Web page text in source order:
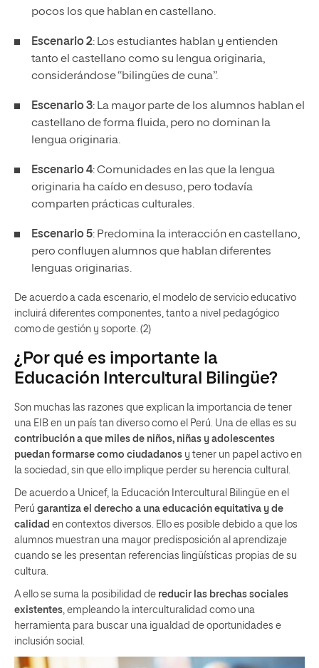
pocos los que hablan en castellano.
Escenario 2: Los estudiantes hablan y entienden
tanto el castellano como su lengua originaria,
considerándose “bilingües de cuna”.
Escenario 3: La mayor parte de los alumnos hablan el
castellano de forma fluida, pero no dominan la
lengua originaria.
Escenario 4: Comunidades en las que la lengua
originaria ha caído en desuso, pero todavía
comparten prácticas culturales.
Escenario 5: Predomina la interacción en castellano,
pero confluyen alumnos que hablan diferentes
lenguas originarias.
De acuerdo a cada escenario, el modelo de servicio educativo
incluirá diferentes componentes, tanto a nivel pedagógico
como de gestión y soporte. (2)
¿Por qué es importante la
Educación Intercultural Bilingüe?
Son muchas las razones que explican la importancia de tener
una EIB en un país tan diverso como el Perú. Una de ellas es su
contribución a que miles de niños, niñas y adolescentes
puedan formarse como ciudadanos y tener un papel activo en
la sociedad, sin que ello implique perder su herencia cultural.
De acuerdo a Unicef, la Educación Intercultural Bilingüe en el
Perú garantiza el derecho a una educación equitativa y de
calidad en contextos diversos. Ello es posible debido a que los
alumnos muestran una mayor predisposición al aprendizaje
cuando se les presentan referencias lingüísticas propias de su
cultura.
A ello se suma la posibilidad de reducir las brechas sociales
existentes , empleando la interculturalidad como una
herramienta para buscar una igualdad de oportunidades e
inclusión social.